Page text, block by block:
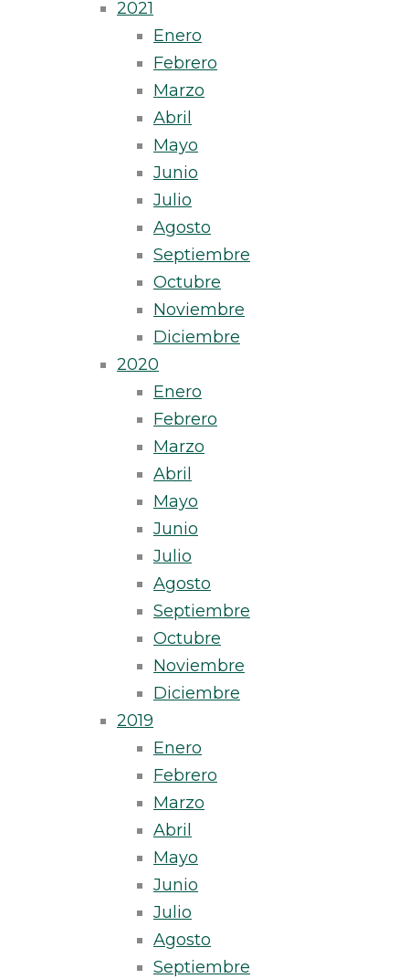
2021
Enero
Febrero
Marzo
Abril
Mayo
Junio
Julio
Agosto
Septiembre
Octubre
Noviembre
Diciembre
2020
Enero
Febrero
Marzo
Abril
Mayo
Junio
Julio
Agosto
Septiembre
Octubre
Noviembre
Diciembre
2019
Enero
Febrero
Marzo
Abril
Mayo
Junio
Julio
Agosto
Septiembre